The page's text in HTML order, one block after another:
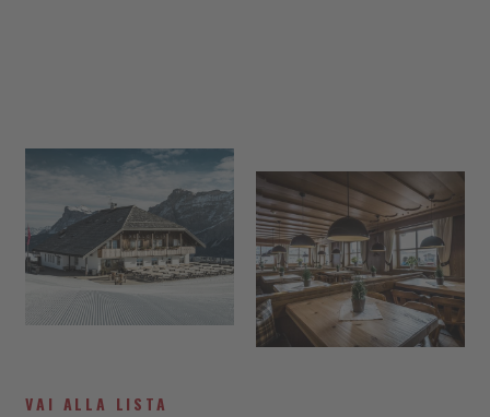
VAI ALLA LISTA